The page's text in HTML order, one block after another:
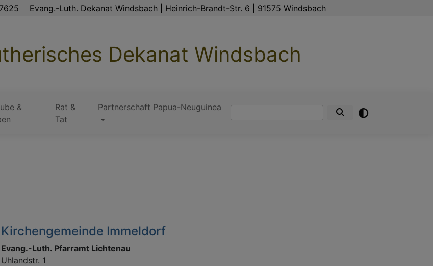
Evang.-Luth. Dekanat Windsbach | Heinrich-Brandt-Str. 6 | 91575 Windsbach
Dekanat Windsbach
&
Rat &
Tat
Partnerschaft Papua-NeuguineaSuche
Kirchengemeinde Immeldorf
Evang.-Luth. Pfarramt Lichtenau
Uhlandstr. 1